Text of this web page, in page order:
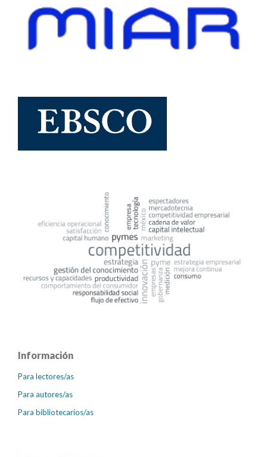
Información
Para lectores/as
Para autores/as
Para bibliotecarios/as